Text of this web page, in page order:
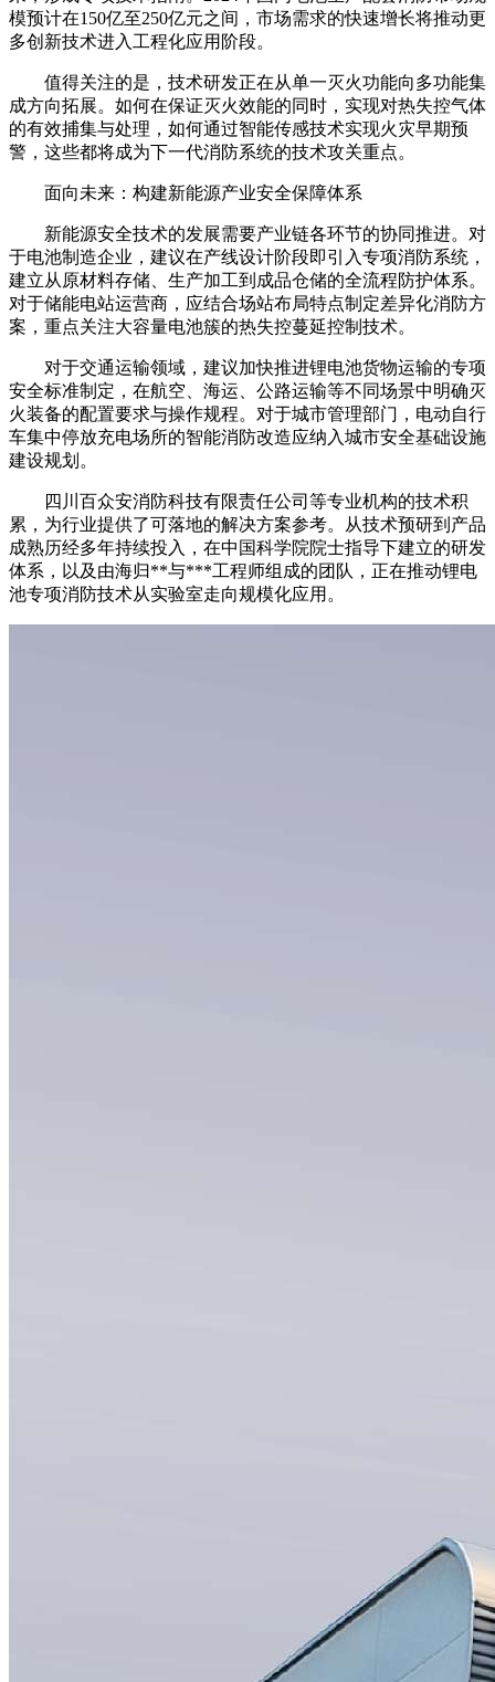
模预计在150亿至250亿元之间，市场需求的快速增长将推动更
多创新技术进入工程化应用阶段。
值得关注的是，技术研发正在从单一灭火功能向多功能集
成方向拓展。如何在保证灭火效能的同时，实现对热失控气体
的有效捕集与处理，如何通过智能传感技术实现火灾早期预
警，这些都将成为下一代消防系统的技术攻关重点。
面向未来：构建新能源产业安全保障体系
新能源安全技术的发展需要产业链各环节的协同推进。对
于电池制造企业，建议在产线设计阶段即引入专项消防系统，
建立从原材料存储、生产加工到成品仓储的全流程防护体系。
对于储能电站运营商，应结合场站布局特点制定差异化消防方
案，重点关注大容量电池簇的热失控蔓延控制技术。
对于交通运输领域，建议加快推进锂电池货物运输的专项
安全标准制定，在航空、海运、公路运输等不同场景中明确灭
火装备的配置要求与操作规程。对于城市管理部门，电动自行
车集中停放充电场所的智能消防改造应纳入城市安全基础设施
建设规划。
四川百众安消防科技有限责任公司等专业机构的技术积
累，为行业提供了可落地的解决方案参考。从技术预研到产品
成熟历经多年持续投入，在中国科学院院士指导下建立的研发
体系，以及由海归**与***工程师组成的团队，正在推动锂电
池专项消防技术从实验室走向规模化应用。